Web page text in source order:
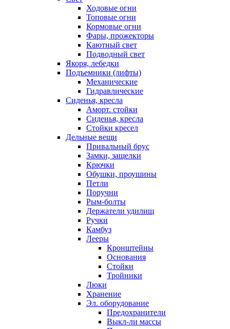
Ходовые огни
Топовые огни
Кормовые огни
Фары, прожекторы
Каютный свет
Подводный свет
Якоря, лебедки
Подъемники (лифты)
Механические
Гидравлические
Сиденья, кресла
Аморт. стойки
Сиденья, кресла
Стойки кресел
Дельные вещи
Привальный брус
Замки, защелки
Крючки
Обушки, проушины
Петли
Поручни
Рым-болты
Держатели удилищ
Ручки
Камбуз
Лееры
Кронштейны
Основания
Стойки
Тройники
Люки
Хранение
Эл. оборудование
Предохранители
Выкл-ли массы